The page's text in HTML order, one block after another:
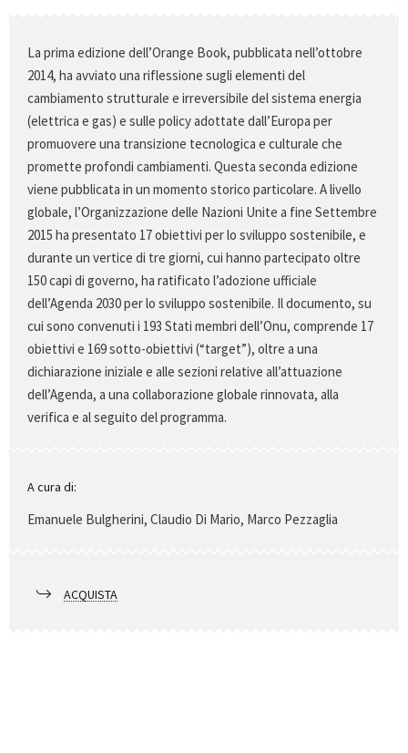
La prima edizione dell’Orange Book, pubblicata nell’ottobre
2014, ha avviato una riflessione sugli elementi del
cambiamento strutturale e irreversibile del sistema energia
(elettrica e gas) e sulle policy adottate dall’Europa per
promuovere una transizione tecnologica e culturale che
promette profondi cambiamenti. Questa seconda edizione
viene pubblicata in un momento storico particolare. A livello
globale, l’Organizzazione delle Nazioni Unite a fine Settembre
2015 ha presentato 17 obiettivi per lo sviluppo sostenibile, e
durante un vertice di tre giorni, cui hanno partecipato oltre
150 capi di governo, ha ratificato l’adozione ufficiale
dell’Agenda 2030 per lo sviluppo sostenibile. Il documento, su
cui sono convenuti i 193 Stati membri dell’Onu, comprende 17
obiettivi e 169 sotto-obiettivi (“target”), oltre a una
dichiarazione iniziale e alle sezioni relative all’attuazione
dell’Agenda, a una collaborazione globale rinnovata, alla
verifica e al seguito del programma.
A cura di:
Emanuele Bulgherini, Claudio Di Mario, Marco Pezzaglia
ACQUISTA